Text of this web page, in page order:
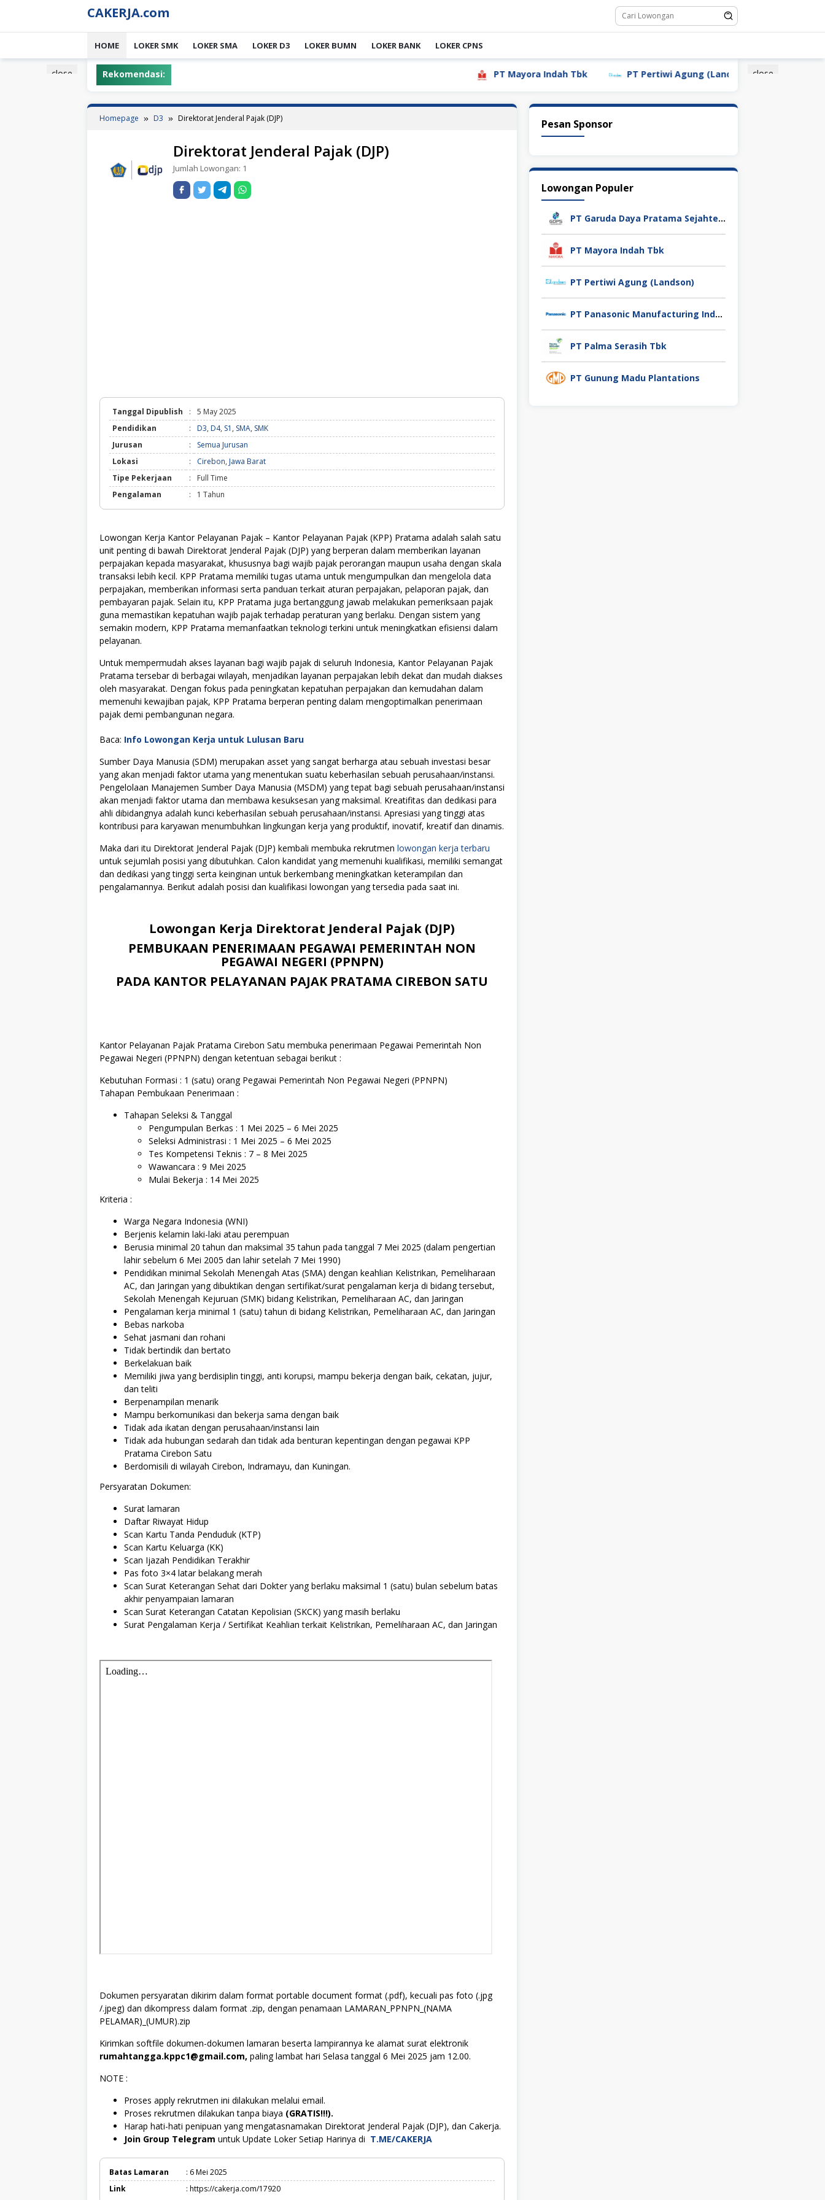
content
CAKERJA.com
HOME LOKER SMK LOKER SMA LOKER D3 LOKER BUMN LOKER BANK LOKER CPNS
close close
Rekomendasi: PT Mayora Indah Tbk PT Pertiwi Agung (Landson) PT Sebastian
Homepage D3 Direktorat Jenderal Pajak (DJP)
Direktorat Jenderal Pajak (DJP)
Jumlah Lowongan: 1
Tanggal Dipublish :
5 May 2025
Pendidikan
: D3, D4, S1 , SMA, SMK
Jurusan
:
Semua Jurusan
Lokasi
: Cirebon, Jawa Barat
Tipe Pekerjaan
:
Full Time
Pengalaman
: 1 Tahun
Lowongan Kerja Kantor Pelayanan Pajak – Kantor Pelayanan Pajak (KPP) Pratama adalah salah satu
unit penting di bawah Direktorat Jenderal Pajak (DJP) yang berperan dalam memberikan layanan
perpajakan kepada masyarakat, khususnya bagi wajib pajak perorangan maupun usaha dengan skala
transaksi lebih kecil. KPP Pratama memiliki tugas utama untuk mengumpulkan dan mengelola data
perpajakan, memberikan informasi serta panduan terkait aturan perpajakan, pelaporan pajak, dan
pembayaran pajak. Selain itu, KPP Pratama juga bertanggung jawab melakukan pemeriksaan pajak
guna memastikan kepatuhan wajib pajak terhadap peraturan yang berlaku. Dengan sistem yang
semakin modern, KPP Pratama memanfaatkan teknologi terkini untuk meningkatkan efisiensi dalam
pelayanan.
Untuk mempermudah akses layanan bagi wajib pajak di seluruh Indonesia, Kantor Pelayanan Pajak
Pratama tersebar di berbagai wilayah, menjadikan layanan perpajakan lebih dekat dan mudah diakses
oleh masyarakat. Dengan fokus pada peningkatan kepatuhan perpajakan dan kemudahan dalam
memenuhi kewajiban pajak, KPP Pratama berperan penting dalam mengoptimalkan penerimaan
pajak demi pembangunan negara.
Baca: Info Lowongan Kerja untuk Lulusan Baru
Sumber Daya Manusia (SDM) merupakan asset yang sangat berharga atau sebuah investasi besar
yang akan menjadi faktor utama yang menentukan suatu keberhasilan sebuah perusahaan/instansi.
Pengelolaan Manajemen Sumber Daya Manusia (MSDM) yang tepat bagi sebuah perusahaan/instansi
akan menjadi faktor utama dan membawa kesuksesan yang maksimal. Kreatifitas dan dedikasi para
ahli dibidangnya adalah kunci keberhasilan sebuah perusahaan/instansi. Apresiasi yang tinggi atas
kontribusi para karyawan menumbuhkan lingkungan kerja yang produktif, inovatif, kreatif dan dinamis.
Maka dari itu Direktorat Jenderal Pajak (DJP) kembali membuka rekrutmen lowongan kerja terbaru
untuk sejumlah posisi yang dibutuhkan. Calon kandidat yang memenuhi kualifikasi, memiliki semangat
dan dedikasi yang tinggi serta keinginan untuk berkembang meningkatkan keterampilan dan
pengalamannya. Berikut adalah posisi dan kualifikasi lowongan yang tersedia pada saat ini.
Lowongan Kerja Direktorat Jenderal Pajak (DJP)
PEMBUKAAN PENERIMAAN PEGAWAI PEMERINTAH NON
PEGAWAI NEGERI (PPNPN)
PADA KANTOR PELAYANAN PAJAK PRATAMA CIREBON SATU
Kantor Pelayanan Pajak Pratama Cirebon Satu membuka penerimaan Pegawai Pemerintah Non
Pegawai Negeri (PPNPN) dengan ketentuan sebagai berikut :
Kebutuhan Formasi : 1 (satu) orang Pegawai Pemerintah Non Pegawai Negeri (PPNPN)
Tahapan Pembukaan Penerimaan :
Tahapan Seleksi & Tanggal
Pengumpulan Berkas : 1 Mei 2025 – 6 Mei 2025
Seleksi Administrasi : 1 Mei 2025 – 6 Mei 2025
Tes Kompetensi Teknis : 7 – 8 Mei 2025
Wawancara : 9 Mei 2025
Mulai Bekerja : 14 Mei 2025
Kriteria :
Warga Negara Indonesia (WNI)
Berjenis kelamin laki-laki atau perempuan
Berusia minimal 20 tahun dan maksimal 35 tahun pada tanggal 7 Mei 2025 (dalam pengertian
lahir sebelum 6 Mei 2005 dan lahir setelah 7 Mei 1990)
Pendidikan minimal Sekolah Menengah Atas (SMA) dengan keahlian Kelistrikan, Pemeliharaan
AC, dan Jaringan yang dibuktikan dengan sertifikat/surat pengalaman kerja di bidang tersebut,
Sekolah Menengah Kejuruan (SMK) bidang Kelistrikan, Pemeliharaan AC, dan Jaringan
Pengalaman kerja minimal 1 (satu) tahun di bidang Kelistrikan, Pemeliharaan AC, dan Jaringan
Bebas narkoba
Sehat jasmani dan rohani
Tidak bertindik dan bertato
Berkelakuan baik
Memiliki jiwa yang berdisiplin tinggi, anti korupsi, mampu bekerja dengan baik, cekatan, jujur,
dan teliti
Berpenampilan menarik
Mampu berkomunikasi dan bekerja sama dengan baik
Tidak ada ikatan dengan perusahaan/instansi lain
Tidak ada hubungan sedarah dan tidak ada benturan kepentingan dengan pegawai KPP
Pratama Cirebon Satu
Berdomisili di wilayah Cirebon, Indramayu, dan Kuningan.
Persyaratan Dokumen:
Surat lamaran
Daftar Riwayat Hidup
Scan Kartu Tanda Penduduk (KTP)
Scan Kartu Keluarga (KK)
Scan Ijazah Pendidikan Terakhir
Pas foto 3×4 latar belakang merah
Scan Surat Keterangan Sehat dari Dokter yang berlaku maksimal 1 (satu) bulan sebelum batas
akhir penyampaian lamaran
Scan Surat Keterangan Catatan Kepolisian (SKCK) yang masih berlaku
Surat Pengalaman Kerja / Sertifikat Keahlian terkait Kelistrikan, Pemeliharaan AC, dan Jaringan
Dokumen persyaratan dikirim dalam format portable document format (.pdf), kecuali pas foto (.jpg
/.jpeg) dan dikompress dalam format .zip, dengan penamaan LAMARAN_PPNPN_(NAMA
PELAMAR)_(UMUR).zip
Kirimkan softfile dokumen-dokumen lamaran beserta lampirannya ke alamat surat elektronik
rumahtangga.kppc1@gmail.com, paling lambat hari Selasa tanggal 6 Mei 2025 jam 12.00.
NOTE :
Proses apply rekrutmen ini dilakukan melalui email.
Proses rekrutmen dilakukan tanpa biaya (GRATIS!!!).
Harap hati-hati penipuan yang mengatasnamakan Direktorat Jenderal Pajak (DJP), dan Cakerja.
Join Group Telegram untuk Update Loker Setiap Harinya di T.ME/CAKERJA
Batas Lamaran
: 6 Mei 2025
Link
: https://cakerja.com/17920
Pesan Sponsor
Lowongan Populer
PT Garuda Daya Pratama Sejahtera
PT Mayora Indah Tbk
PT Pertiwi Agung (Landson)
PT Panasonic Manufacturing Indonesia
PT Palma Serasih Tbk
PT Gunung Madu Plantations